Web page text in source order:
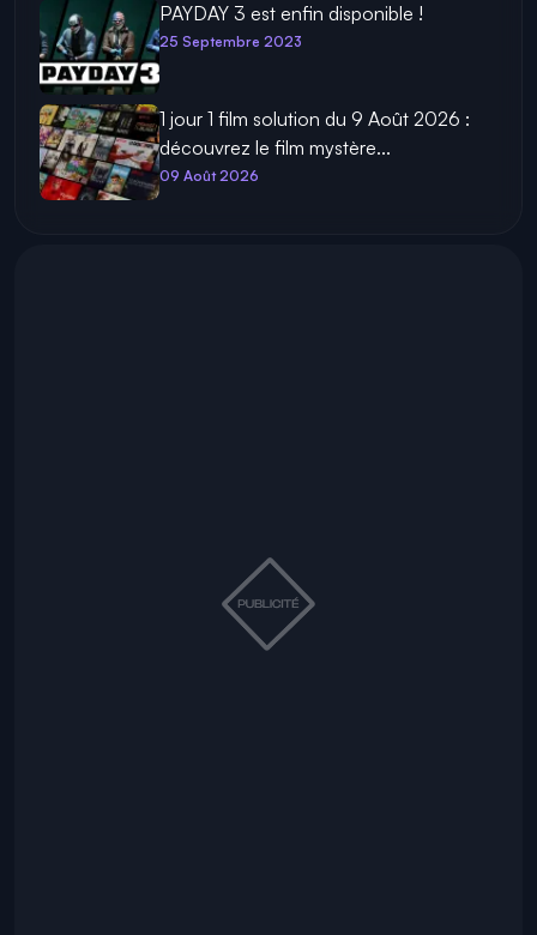
PAYDAY 3 est enfin disponible !
25 Septembre 2023
1 jour 1 film solution du 9 Août 2026 :
découvrez le film mystère...
09 Août 2026